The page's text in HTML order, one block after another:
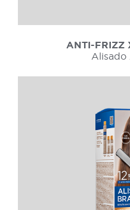
ANTI-FRIZZ
Alisado